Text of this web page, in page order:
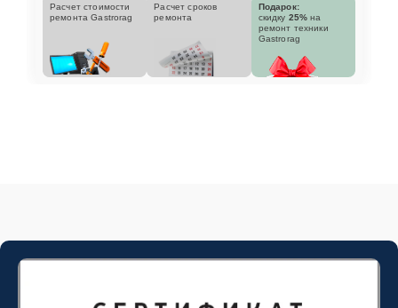
Расчет стоимости
ремонта Gastrorag
Расчет сроков
ремонта
Подарок:
скидку 25% на
ремонт техники
Gastrorag